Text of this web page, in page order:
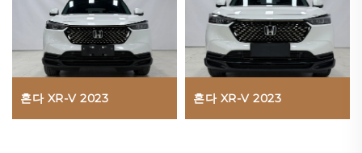
혼다 XR-V 2023 혼다 XR-V 2023